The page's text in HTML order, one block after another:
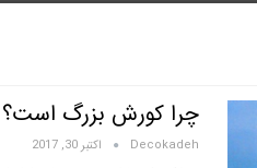
چرا کورش بزرگ است؟
Decokadeh اکتبر 30, 2017